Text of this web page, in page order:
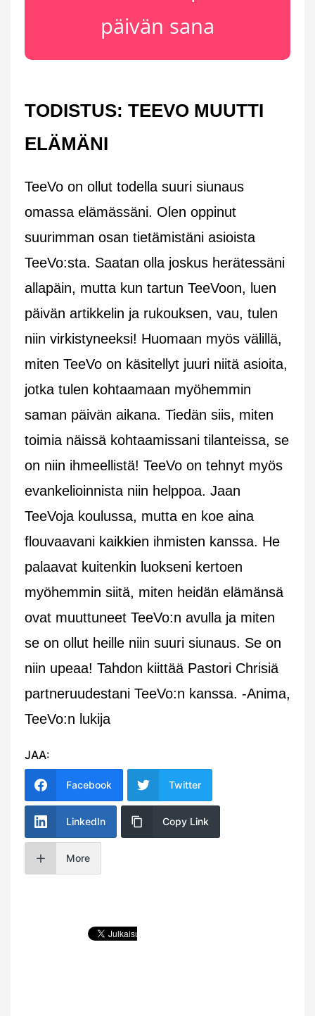
päivän sana
TODISTUS: TEEVO MUUTTI
ELÄMÄNI
TeeVo on ollut todella suuri siunaus
omassa elämässäni. Olen oppinut
suurimman osan tietämistäni asioista
TeeVo:sta. Saatan olla joskus herätessäni
allapäin, mutta kun tartun TeeVoon, luen
päivän artikkelin ja rukouksen, vau, tulen
niin virkistyneeksi! Huomaan myös välillä,
miten TeeVo on käsitellyt juuri niitä asioita,
jotka tulen kohtaamaan myöhemmin
saman päivän aikana. Tiedän siis, miten
toimia näissä kohtaamissani tilanteissa, se
on niin ihmeellistä! TeeVo on tehnyt myös
evankelioinnista niin helppoa. Jaan
TeeVoja koulussa, mutta en koe aina
flouvaavani kaikkien ihmisten kanssa. He
palaavat kuitenkin luokseni kertoen
myöhemmin siitä, miten heidän elämänsä
ovat muuttuneet TeeVo:n avulla ja miten
se on ollut heille niin suuri siunaus. Se on
niin upeaa! Tahdon kiittää Pastori Chrisiä
partneruudestani TeeVo:n kanssa. -Anima,
TeeVo:n lukija
JAA:
Facebook Twitter
LinkedIn Copy Link
More